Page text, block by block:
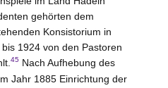
gehörten dem
Konsistorium in
1924 von den Pastoren
45Nach Aufhebung des
Jahr 1885 Einrichtung der